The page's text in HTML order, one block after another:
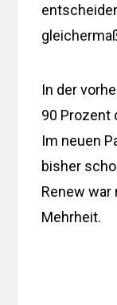
In der
90 Prozent
Im neuen
bisher
Renew
Mehrheit.